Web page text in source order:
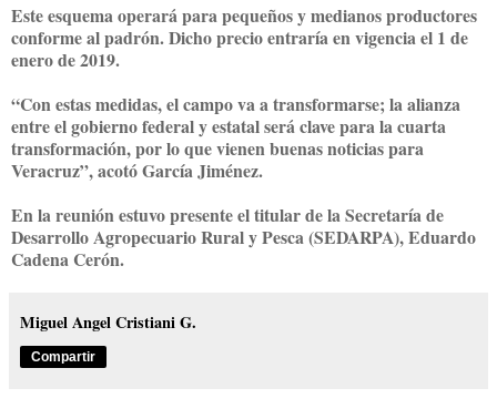
Este esquema operará para pequeños y medianos productores
conforme al padrón. Dicho precio entraría en vigencia el 1 de
enero de 2019.
“Con estas medidas, el campo va a transformarse; la alianza
entre el gobierno federal y estatal será clave para la cuarta
transformación, por lo que vienen buenas noticias para
Veracruz”, acotó García Jiménez.
En la reunión estuvo presente el titular de la Secretaría de
Desarrollo Agropecuario Rural y Pesca (SEDARPA), Eduardo
Cadena Cerón.
Miguel Angel Cristiani G.
Compartir